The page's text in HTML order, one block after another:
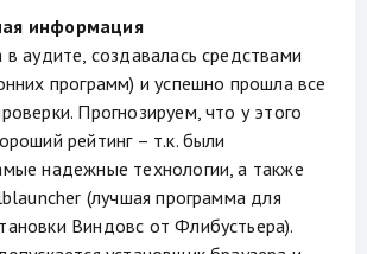
информация
аудите, создавалась средствами
программ) и успешно прошла все
Прогнозируем, что у этого
рейтинг – т.к. были
надежные технологии, а также
(лучшая программа для
Виндовс от Флибустьера).